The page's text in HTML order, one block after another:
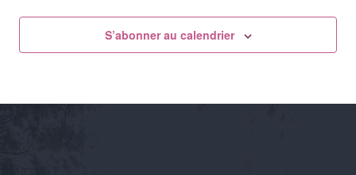
S’abonner au calendrier